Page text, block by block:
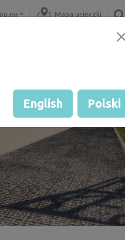
Mapa ucieczki
English Polski